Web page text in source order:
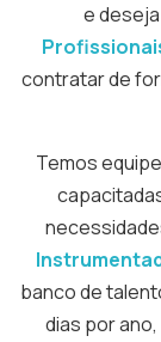
e
contratar de
Temos
banco de
dias por